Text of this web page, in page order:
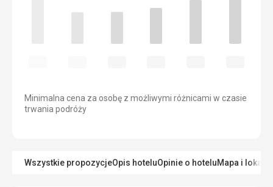
Minimalna cena za osobę z możliwymi różnicami w czasie
trwania podróży
Wszystkie propozycjeOpis hoteluOpinie o hoteluMapa i